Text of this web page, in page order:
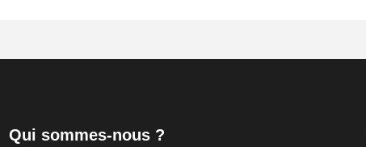
Qui sommes-nous ?